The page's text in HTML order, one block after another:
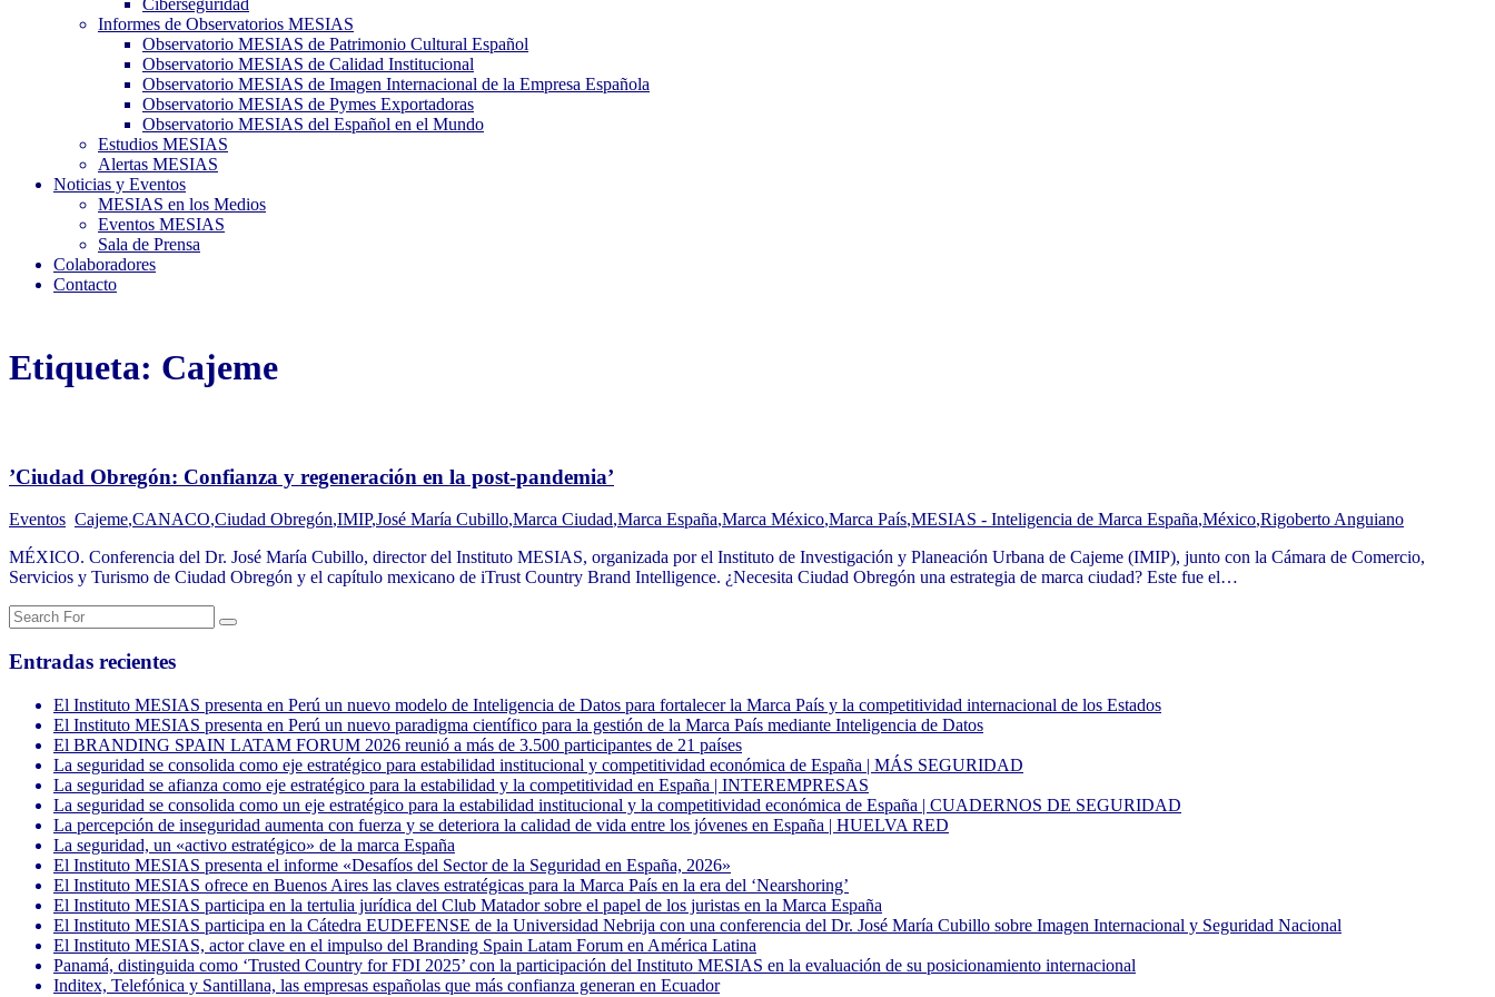
Ciberseguridad
Informes de Observatorios MESIAS
Observatorio MESIAS de Patrimonio Cultural Español
Observatorio MESIAS de Calidad Institucional
Observatorio MESIAS de Imagen Internacional de la Empresa Española
Observatorio MESIAS de Pymes Exportadoras
Observatorio MESIAS del Español en el Mundo
Estudios MESIAS
Alertas MESIAS
Noticias y Eventos
MESIAS en los Medios
Eventos MESIAS
Sala de Prensa
Colaboradores
Contacto
Etiqueta: Cajeme
’Ciudad Obregón: Confianza y regeneración en la post-pandemia’
Eventos Cajeme,CANACO,Ciudad Obregón,IMIP,José María Cubillo,Marca Ciudad,Marca España,Marca México,Marca País,MESIAS - Inteligencia de Marca España,México,Rigoberto Anguiano
MÉXICO. Conferencia del Dr. José María Cubillo, director del Instituto MESIAS, organizada por el Instituto de Investigación y Planeación Urbana de Cajeme (IMIP), junto con la Cámara de Comercio,
Servicios y Turismo de Ciudad Obregón y el capítulo mexicano de iTrust Country Brand Intelligence. ¿Necesita Ciudad Obregón una estrategia de marca ciudad? Este fue el…
Entradas recientes
El Instituto MESIAS presenta en Perú un nuevo modelo de Inteligencia de Datos para fortalecer la Marca País y la competitividad internacional de los Estados
El Instituto MESIAS presenta en Perú un nuevo paradigma científico para la gestión de la Marca País mediante Inteligencia de Datos
El BRANDING SPAIN LATAM FORUM 2026 reunió a más de 3.500 participantes de 21 países
La seguridad se consolida como eje estratégico para estabilidad institucional y competitividad económica de España | MÁS SEGURIDAD
La seguridad se afianza como eje estratégico para la estabilidad y la competitividad en España | INTEREMPRESAS
La seguridad se consolida como un eje estratégico para la estabilidad institucional y la competitividad económica de España | CUADERNOS DE SEGURIDAD
La percepción de inseguridad aumenta con fuerza y se deteriora la calidad de vida entre los jóvenes en España | HUELVA RED
La seguridad, un «activo estratégico» de la marca España
El Instituto MESIAS presenta el informe «Desafíos del Sector de la Seguridad en España, 2026»
El Instituto MESIAS ofrece en Buenos Aires las claves estratégicas para la Marca País en la era del ‘Nearshoring’
El Instituto MESIAS participa en la tertulia jurídica del Club Matador sobre el papel de los juristas en la Marca España
El Instituto MESIAS participa en la Cátedra EUDEFENSE de la Universidad Nebrija con una conferencia del Dr. José María Cubillo sobre Imagen Internacional y Seguridad Nacional
El Instituto MESIAS, actor clave en el impulso del Branding Spain Latam Forum en América Latina
Panamá, distinguida como ‘Trusted Country for FDI 2025’ con la participación del Instituto MESIAS en la evaluación de su posicionamiento internacional
Inditex, Telefónica y Santillana, las empresas españolas que más confianza generan en Ecuador